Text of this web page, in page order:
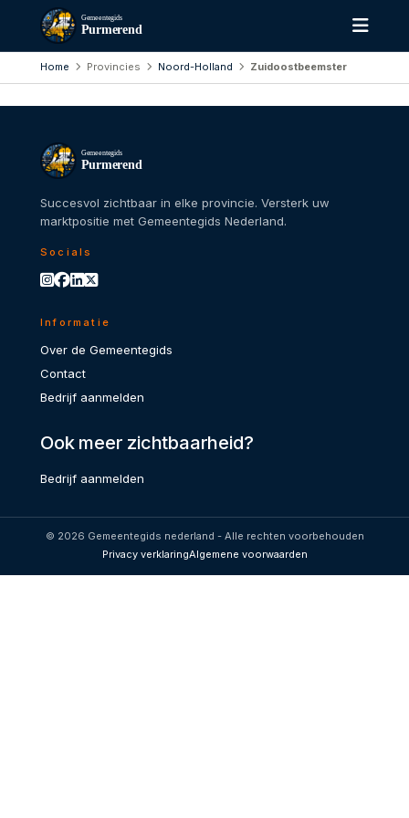
Gemeentegids
Purmerend
Home Provincies Noord-Holland Zuidoostbeemster
Gemeentegids
Purmerend
Succesvol zichtbaar in elke provincie. Versterk uw
marktpositie met Gemeentegids Nederland.
Socials
Informatie
Over de Gemeentegids
Contact
Bedrijf aanmelden
Ook meer zichtbaarheid?
Bedrijf aanmelden
© 2026 Gemeentegids nederland - Alle rechten voorbehouden
Privacy verklaringAlgemene voorwaarden